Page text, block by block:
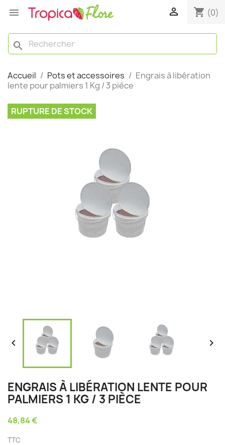
  shopping_cart (0)
search
Accueil Pots et accessoires
Engrais à libération
lente pour palmiers 1 Kg / 3 pièce
RUPTURE DE STOCK
 
ENGRAIS À LIBÉRATION LENTE POUR
PALMIERS 1 KG / 3 PIÈCE
48,84 €
TTC